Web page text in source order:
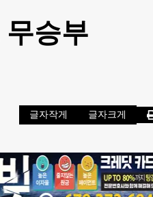
승부
글자작게 글자크게